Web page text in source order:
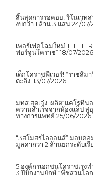
สิ้นสุดการรอคอย! รีโนเวท
งบกว่า 1 ล้าน 3 แสน24/07/
เพอร์เฟคโฉมใหม่ THE
ฟอร์จูนโคราช”18/07/
เด็กโคราชฟีเวอร์! “ราชสี
ตะลึง!13/07/2026
ความสำเร็จจากห้องแล็ป
ทางการแพทย์25/06/2026
“3สโมสรไลออนส์” มอบคอ
มูลค่ากว่า 2 ล้านยกระดับเรี